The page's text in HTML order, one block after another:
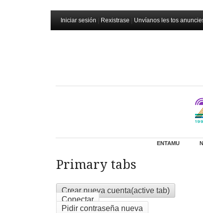
Iniciar sesión Rexistrase Unvíanos les tos
ENTAMU
Primary tabs
Crear nueva cuenta(active tab)
Conectar
Pidir contraseña nueva